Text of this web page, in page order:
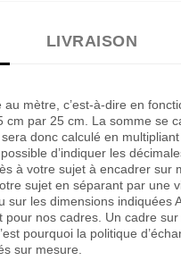
LIVRAISON
mètre, c’est-à-dire en
cm par 25 cm. La somme se
donc calculé en
d’indiquer les
à votre sujet à encadrer sur
sujet en séparant par une
sur les dimensions indiquées
nos cadres. Un cadre
pourquoi la politique
sur mesure.